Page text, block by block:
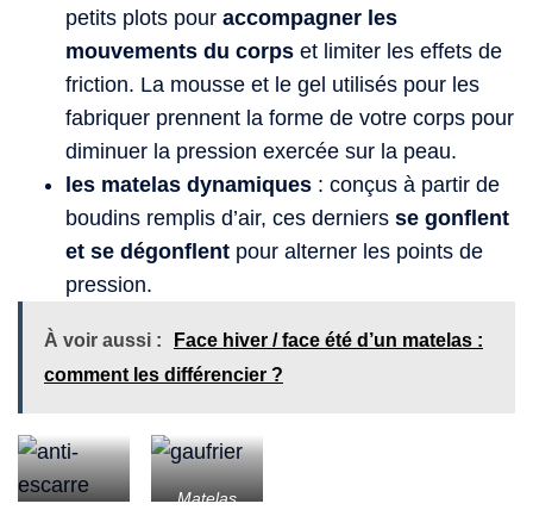
petits plots pour accompagner les
mouvements du corps et limiter les effets de
friction. La mousse et le gel utilisés pour les
fabriquer prennent la forme de votre corps pour
diminuer la pression exercée sur la peau.
les matelas dynamiques : conçus à partir de
boudins remplis d’air, ces derniers se gonflent
et se dégonflent pour alterner les points de
pression.
À voir aussi :
Face hiver / face été d’un matelas :
comment les différencier ?
Matelas